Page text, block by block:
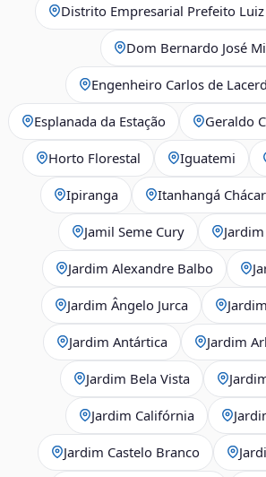
Distrito Empresarial Prefeito Luiz
Dom Bernardo José
Engenheiro Carlos de
Esplanada da Estação Geraldo
Horto Florestal Iguatemi
Ipiranga Itanhangá
Jamil Seme Cury
Jardim Alexandre Balbo
Jardim Ângelo Jurca
Jardim Antártica Jardim
Jardim Bela Vista
Jardim Califórnia
Jardim Castelo Branco